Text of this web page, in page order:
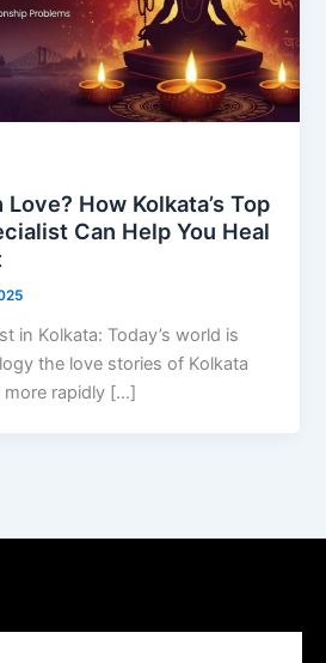
How Kolkata’s Top
Can Help You Heal
in Kolkata: Today’s world is
the love stories of Kolkata
more rapidly […]